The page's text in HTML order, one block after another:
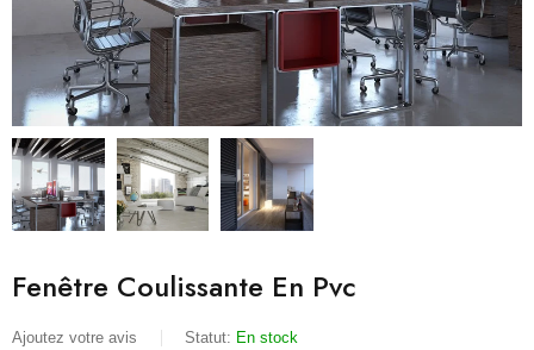
Fenêtre Coulissante En Pvc
Ajoutez votre avis Statut: En stock